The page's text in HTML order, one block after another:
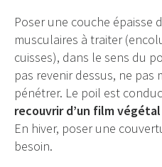
Poser une couche épaisse
musculaires à traiter
cuisses), dans le sens du
pas revenir dessus, ne pas
pénétrer. Le poil est
recouvrir d’un film végétal
En hiver, poser une
besoin.